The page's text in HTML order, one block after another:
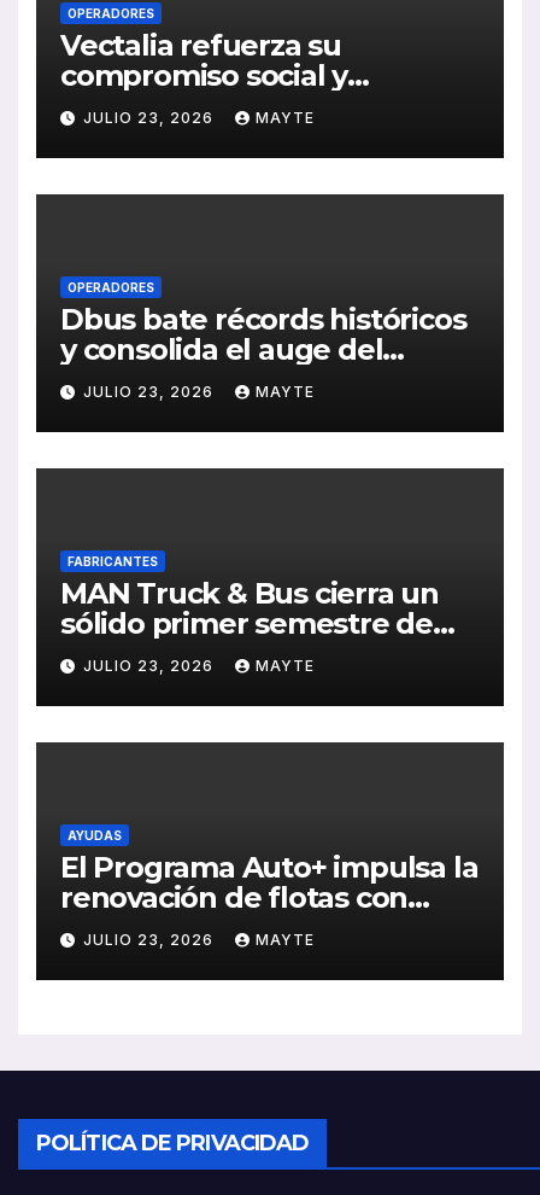
OPERADORES
Vectalia refuerza su
compromiso social y
medioambiental con la
publicación de su Memoria
de RSC 2025
JULIO 23, 2026 MAYTE
OPERADORES
Dbus bate récords históricos
y consolida el auge del
transporte público en San
Sebastián
JULIO 23, 2026 MAYTE
FABRICANTES
MAN Truck & Bus cierra un
sólido primer semestre de
2026 con crecimiento en
ventas, pedidos y
rentabilidad
JULIO 23, 2026 MAYTE
AYUDAS
El Programa Auto+ impulsa la
renovación de flotas con
ayudas a vehículos eléctricos
ligeros
JULIO 23, 2026 MAYTE
POLÍTICA DE PRIVACIDAD